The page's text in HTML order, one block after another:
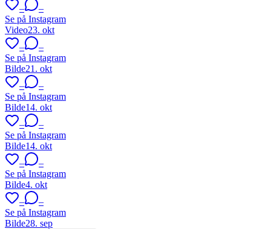
–
–
Se på Instagram
Video23. okt
–
–
Se på Instagram
Bilde21. okt
–
–
Se på Instagram
Bilde14. okt
–
–
Se på Instagram
Bilde14. okt
–
–
Se på Instagram
Bilde4. okt
–
–
Se på Instagram
Bilde28. sep